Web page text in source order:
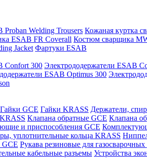
Welding Trousers Кожаная куртка
ESAB FR Coverall Костюм сварщика
Jacket Фартуки ESAB
Confort 300 Электрододержатели ESAB
ESAB Optimus 300
Гайки GCE Гайки KRASS Держатели,
Клапана обратные GCE Клапана
и приспособления GCE
уплотнительные кольца KRASS
Рукава резиновые для
кабельные разъемы Устройства